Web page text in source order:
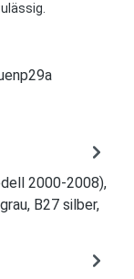
2000-2008),
B27 silber,